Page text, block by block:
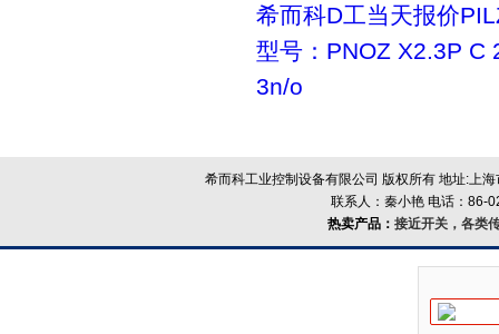
希而科D工当天报价
型号：PNOZ X2.3P C
3n/o
希而科工业控制设备有限公司 版权所有 地址:上
联系人：秦小艳 电话：86-
热卖产品： 接近开关，各类